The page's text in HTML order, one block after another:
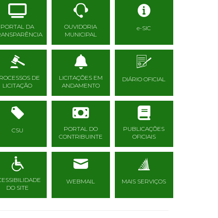
PORTAL DA
OUVIDORIA
MUNICIPAL
e-SIC
DE
LICITAÇÃO
LICITAÇÕES EM
ANDAMENTO
DIÁRIO OFICIAL
CSU
PORTAL DO
CONTRIBUINTE
PUBLICAÇÕES
OFICIAIS
DO SITE
WEBMAIL MAIS SERVIÇOS